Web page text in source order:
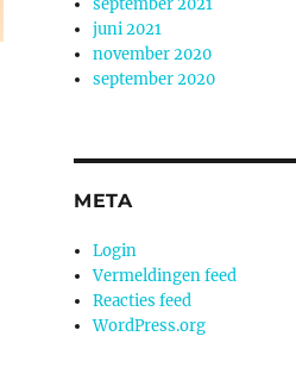
september 2021
juni 2021
november 2020
september 2020
META
Login
Vermeldingen feed
Reacties feed
WordPress.org